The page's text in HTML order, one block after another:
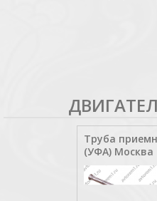
Труба
(УФА) Москва